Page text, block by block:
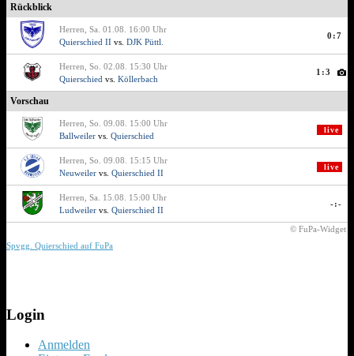
Rückblick
Herren, Sa. 01.08. 16:00 Uhr
Quierschied II vs. DJK Püttl.
0:7
Herren, So. 02.08. 15:30 Uhr
Quierschied vs. Köllerbach
1:3
Vorschau
Herren, So. 09.08. 15:00 Uhr
Ballweiler vs. Quierschied
live
Herren, So. 09.08. 15:15 Uhr
Neuweiler vs. Quierschied II
live
Herren, Sa. 15.08. 15:00 Uhr
Ludweiler vs. Quierschied II
-:-
© FuPa-Widget
Spvgg. Quierschied auf FuPa
Login
Anmelden